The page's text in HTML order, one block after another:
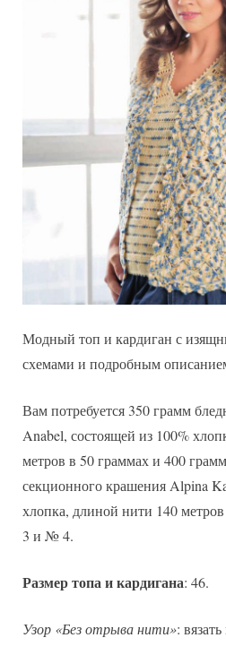
Модный топ и кардиган с
схемами и подробным
Вам потребуется 350 грамм
Anabel, состоящей из 100%
метров в 50 граммах и 400
секционного крашения Alpina
хлопка, длиной нити 140
3 и № 4.
Размер топа и кардигана: 46.
Узор «Без отрыва нити»: